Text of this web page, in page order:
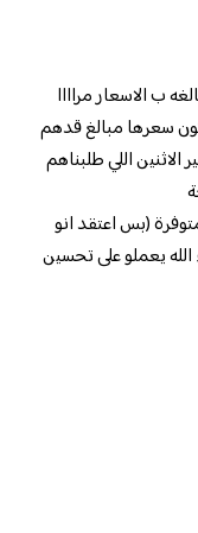
ب الاسعار مراااا
سعرها مبالغ قدهم
فقط ٣ أطباق ( غير الاثنين اللي طلبناهم
(بس اعتقد انو
يعملو على تحسين